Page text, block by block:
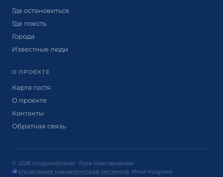
Где остановиться
Где поесть
Города
Известные люди
О ПРОЕКТЕ
Карта гостя
О проекте
Контакты
Обратная связь
© 2026 novgorod.travel · Русь Новгородская
Управление маркетинговой системой· Илья Козулин